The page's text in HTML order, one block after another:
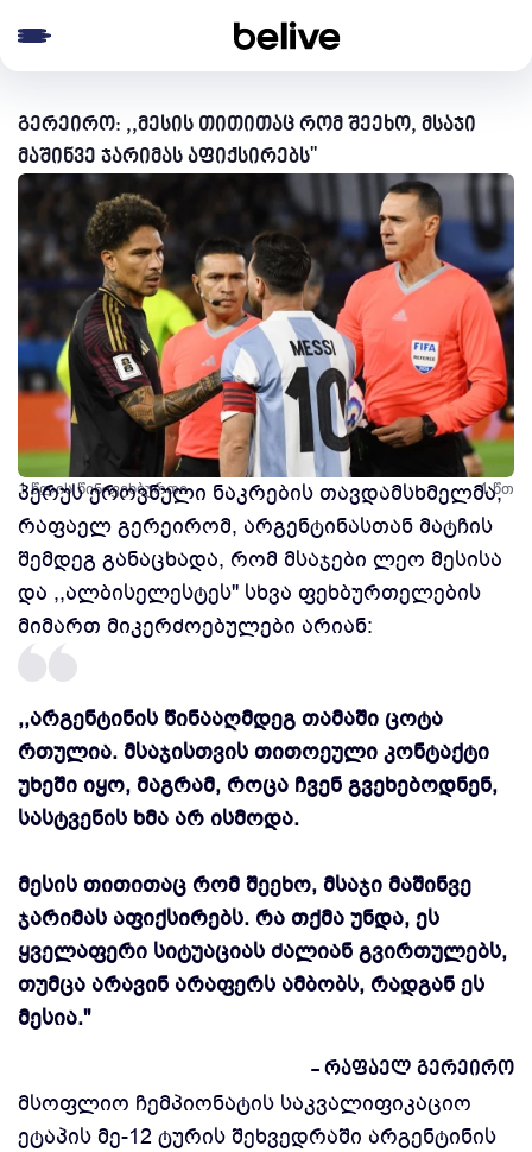
გერეირო: ,,მესის თითითაც რომ შეეხო, მსაჯი
მაშინვე ჯარიმას აფიქსირებს''
1 წლის წინ ფეხბურთი 1 წთ
პერუს ეროვნული ნაკრების თავდამსხმელმა,
რაფაელ გერეირომ, არგენტინასთან მატჩის
შემდეგ განაცხადა, რომ მსაჯები ლეო მესისა
და ,,ალბისელესტეს'' სხვა ფეხბურთელების
მიმართ მიკერძოებულები არიან:
,,არგენტინის წინააღმდეგ თამაში ცოტა
რთულია. მსაჯისთვის თითოეული კონტაქტი
უხეში იყო, მაგრამ, როცა ჩვენ გვეხებოდნენ,
სასტვენის ხმა არ ისმოდა.
მესის თითითაც რომ შეეხო, მსაჯი მაშინვე
ჯარიმას აფიქსირებს. რა თქმა უნდა, ეს
ყველაფერი სიტუაციას ძალიან გვირთულებს,
თუმცა არავინ არაფერს ამბობს, რადგან ეს
მესია.''
- რაფაელ გერეირო
მსოფლიო ჩემპიონატის საკვალიფიკაციო
ეტაპის მე-12 ტურის შეხვედრაში არგენტინის